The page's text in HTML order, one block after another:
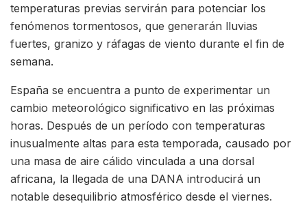
temperaturas previas servirán para potenciar los
fenómenos tormentosos, que generarán lluvias
fuertes, granizo y ráfagas de viento durante el fin de
semana.
España se encuentra a punto de experimentar un
cambio meteorológico significativo en las próximas
horas. Después de un período con temperaturas
inusualmente altas para esta temporada, causado por
una masa de aire cálido vinculada a una dorsal
africana, la llegada de una DANA introducirá un
notable desequilibrio atmosférico desde el viernes.